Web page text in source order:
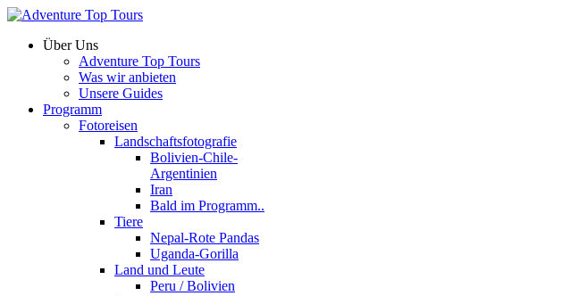
Über Uns
Adventure Top Tours
Was wir anbieten
Unsere Guides
Programm
Fotoreisen
Landschaftsfotografie
Bolivien-Chile-
Argentinien
Iran
Bald im Programm..
Tiere
Nepal-Rote Pandas
Uganda-Gorilla
Land und Leute
Peru / Bolivien